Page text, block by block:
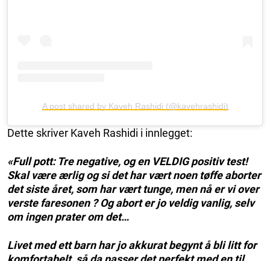
A post shared by Kaveh Rashidi (@kavehrashidi)
Dette skriver Kaveh Rashidi i innlegget:
«Full pott: Tre negative, og en VELDIG positiv test!
Skal være ærlig og si det har vært noen tøffe aborter
det siste året, som har vært tunge, men nå er vi over
verste faresonen ? Og abort er jo veldig vanlig, selv
om ingen prater om det…
Livet med ett barn har jo akkurat begynt å bli litt for